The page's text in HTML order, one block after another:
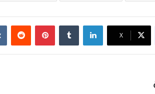
‫X
لينكدإن بينتيريست